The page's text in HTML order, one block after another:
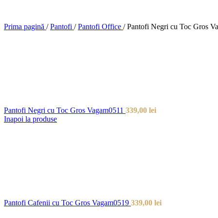
Prima pagină / Pantofi / Pantofi Office / Pantofi Negri cu Toc Gros
Pantofi Negri cu Toc Gros Vagam0511 339,00 lei
Inapoi la produse
Pantofi Cafenii cu Toc Gros Vagam0519 339,00 lei